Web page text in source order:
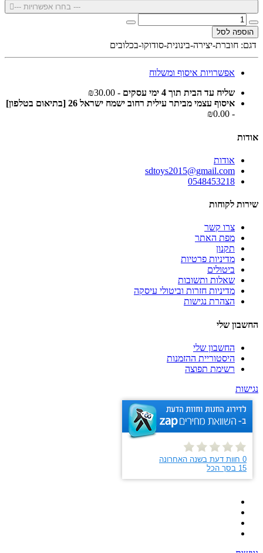
--- בחרו אפשרויות ---
הוספה לסל
דגם: חוברת-יצירה-בינונית-סודוקו-בכלובים
אפשרויות איסוף ומשלוח
שליח עד הבית תוך 4 ימי עסקים
- ₪30.00
איסוף עצמי מביתר עילית רחוב ישמח ישראל 26 [בתיאום בטלפון]
- ₪0.00
אודות
אודות
sdtoys2015@gmail.com
0548453218
שירות לקוחות
צרו קשר
מפת האתר
תקנון
מדיניות פרטיות
ביטולים
שאלות ותשובות
מדיניות חזרות וביטולי עיסקה
הצהרת נגישות
החשבון שלי
החשבון שלי
היסטוריית ההזמנות
רשימת תפוצה
נגישות